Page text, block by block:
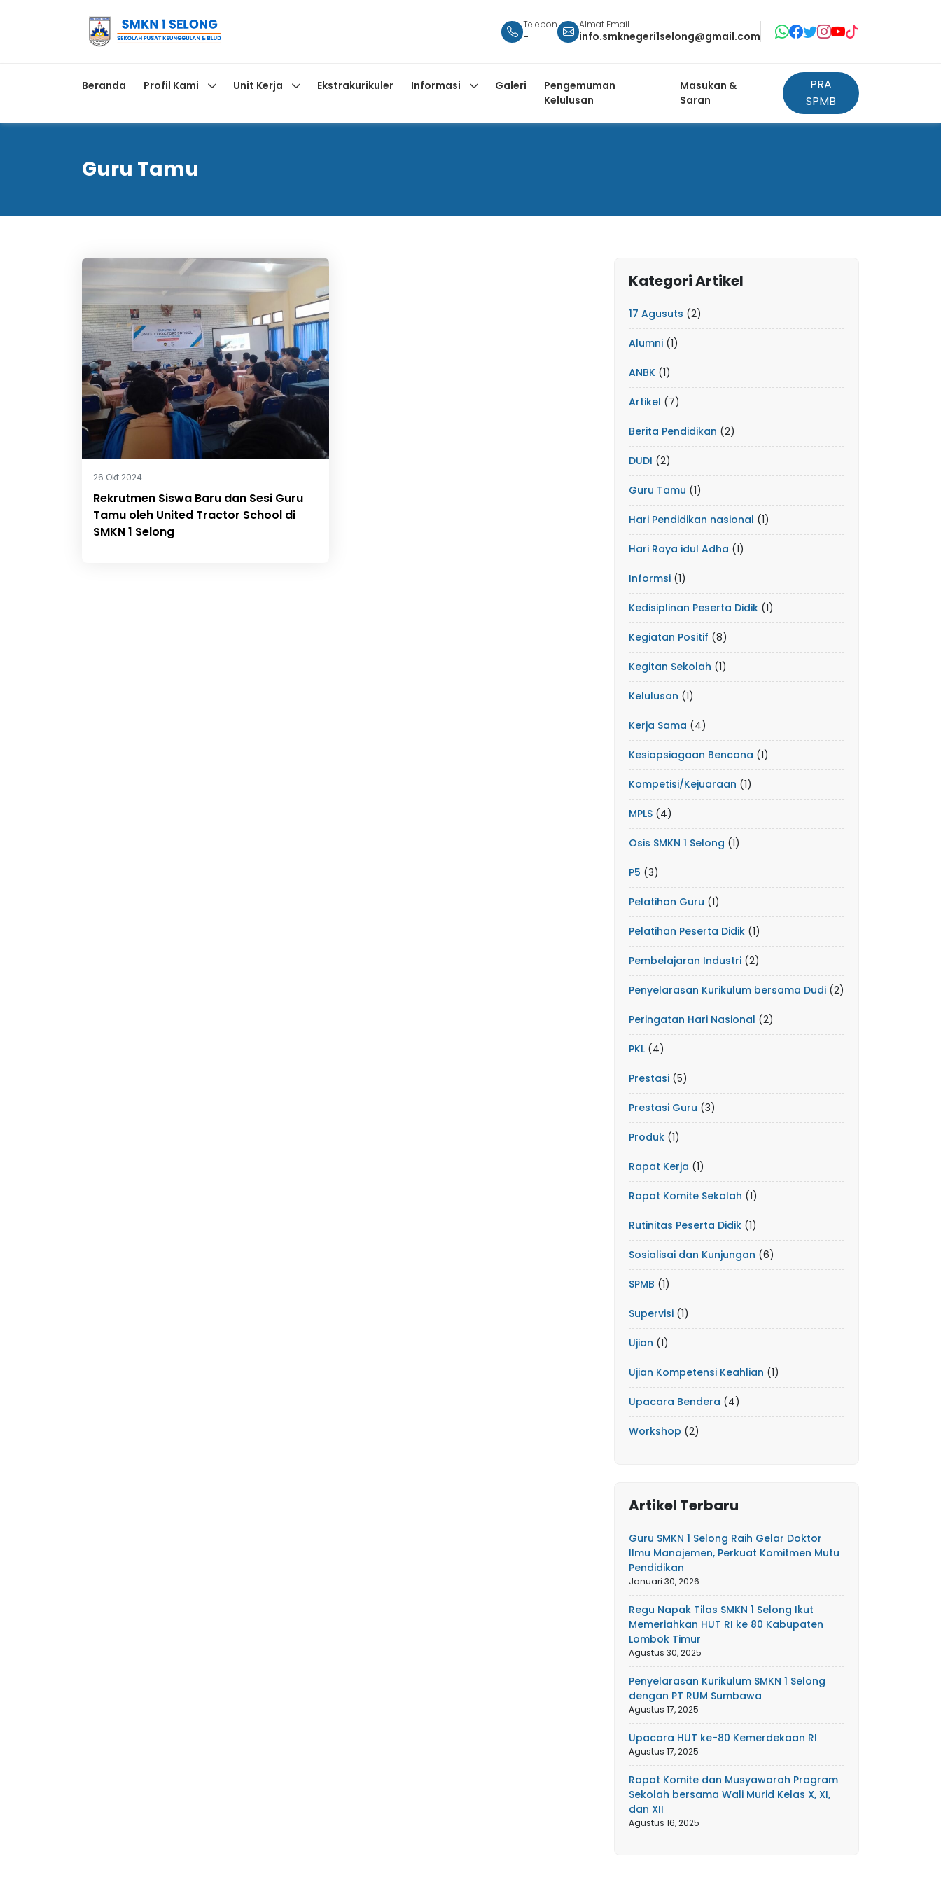
Telepon
-
Almat Email
info.smknegeri1selong@gmail.com
Beranda Profil Kami Unit Kerja Ekstrakurikuler Informasi Galeri
Pengemuman
Kelulusan
Masukan &
Saran
PRA
SPMB
Guru Tamu
26 Okt 2024
Rekrutmen Siswa Baru dan Sesi Guru
Tamu oleh United Tractor School di
SMKN 1 Selong
Kategori Artikel
17 Agusuts (2)
Alumni (1)
ANBK (1)
Artikel (7)
Berita Pendidikan (2)
DUDI (2)
Guru Tamu (1)
Hari Pendidikan nasional (1)
Hari Raya idul Adha (1)
Informsi (1)
Kedisiplinan Peserta Didik (1)
Kegiatan Positif (8)
Kegitan Sekolah (1)
Kelulusan (1)
Kerja Sama (4)
Kesiapsiagaan Bencana (1)
Kompetisi/Kejuaraan (1)
MPLS (4)
Osis SMKN 1 Selong (1)
P5 (3)
Pelatihan Guru (1)
Pelatihan Peserta Didik (1)
Pembelajaran Industri (2)
Penyelarasan Kurikulum bersama Dudi (2)
Peringatan Hari Nasional (2)
PKL (4)
Prestasi (5)
Prestasi Guru (3)
Produk (1)
Rapat Kerja (1)
Rapat Komite Sekolah (1)
Rutinitas Peserta Didik (1)
Sosialisai dan Kunjungan (6)
SPMB (1)
Supervisi (1)
Ujian (1)
Ujian Kompetensi Keahlian (1)
Upacara Bendera (4)
Workshop (2)
Artikel Terbaru
Guru SMKN 1 Selong Raih Gelar Doktor
Ilmu Manajemen, Perkuat Komitmen Mutu
Pendidikan
Januari 30, 2026
Regu Napak Tilas SMKN 1 Selong Ikut
Memeriahkan HUT RI ke 80 Kabupaten
Lombok Timur
Agustus 30, 2025
Penyelarasan Kurikulum SMKN 1 Selong
dengan PT RUM Sumbawa
Agustus 17, 2025
Upacara HUT ke-80 Kemerdekaan RI
Agustus 17, 2025
Rapat Komite dan Musyawarah Program
Sekolah bersama Wali Murid Kelas X, XI,
dan XII
Agustus 16, 2025